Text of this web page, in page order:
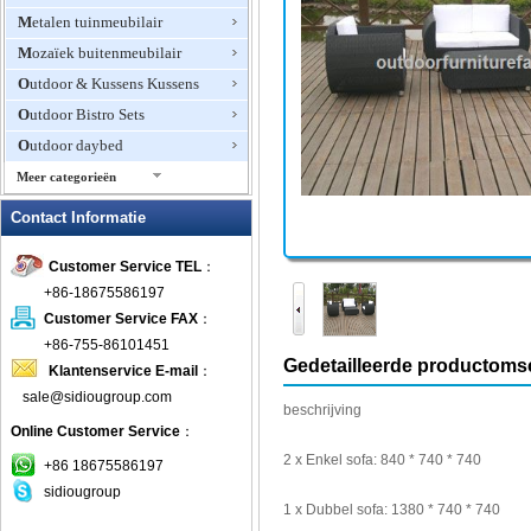
Metalen tuinmeubilair
Mozaïek buitenmeubilair
Outdoor & Kussens Kussens
Outdoor Bistro Sets
Outdoor daybed
Meer categorieën
Outdoor Fire Pits
Outdoor Furniture Hotel
Outdoor Patio Stoelen
Outdoor Planters
Outdoor rotan meubels
Outdoor schommelstoelen
Outdoor Zweefvliegtuigen &
patio Sets
picknicktafels
plastic buitenmeubilair
Contact Informatie
Customer Service TEL ：
+86-18675586197
Customer Service FAX ：
+86-755-86101451
Klantenservice E-mail ：
sale@sidiougroup.com
Online Customer Service ：
+86 18675586197
sidiougroup
Gedetailleerde
beschrijving
2 x Enkel sofa: 840 * 740 * 740
1 x Dubbel sofa: 1380 * 740 * 740